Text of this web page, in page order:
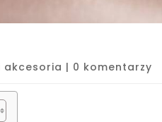
akcesoria | 0 komentarzy